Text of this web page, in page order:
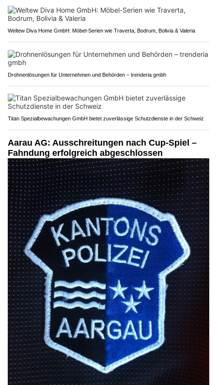
Weltew Diva Home GmbH: Möbel-Serien wie Traverta, Bodrum, Bolivia & Valeria
Drohnenlösungen für Unternehmen und Behörden – trenderia gmbh
Titan Spezialbewachungen GmbH bietet zuverlässige Schutzdienste in der Schweiz
Aarau AG: Ausschreitungen nach Cup-Spiel –
Fahndung erfolgreich abgeschlossen